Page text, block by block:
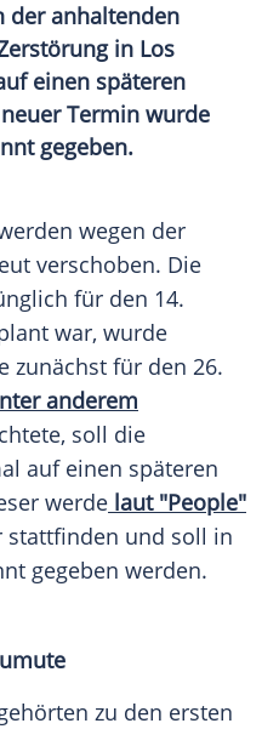
der anhaltenden
in Los
einen späteren
Termin wurde
gegeben.
wegen der
verschoben. Die
für den 14.
war, wurde
zunächst für den 26.
anderem
soll die
auf einen späteren
werde laut "People"
stattfinden und soll in
gegeben werden.
zu den ersten